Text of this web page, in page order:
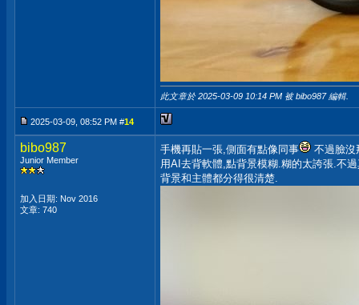
此文章於 2025-03-09 10:14 PM 被 bibo987 編輯.
2025-03-09, 08:52 PM #14
bibo987
Junior Member
加入日期: Nov 2016
文章: 740
手機再貼一張,側面有點像同事
不過臉沒
用AI去背軟體,點背景模糊.糊的太誇張.不
背景和主體都分得很清楚.